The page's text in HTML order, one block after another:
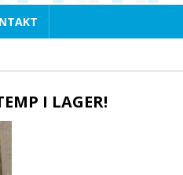
I LAGER!